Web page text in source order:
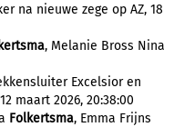
na nieuwe zege op AZ, 18
, Melanie Bross Nina
Excelsior en
maart 2026, 20:38:00
Folkertsma, Emma Frijns